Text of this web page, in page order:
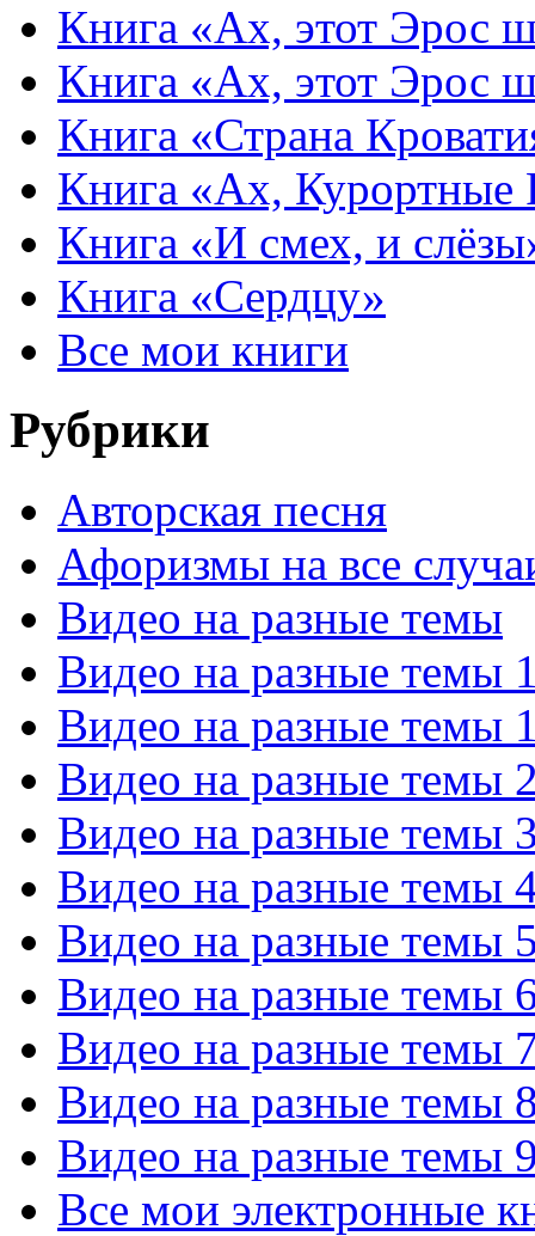
Книга «Ах, этот Эрос
Книга «Ах, этот Эрос
Книга «Страна
Книга «Ах,
Книга «И смех, и
Книга «Сердцу»
Все мои книги
Рубрики
Авторская песня
Афоризмы на все
Видео на разные темы
Видео на разные темы
Видео на разные темы
Видео на разные темы
Видео на разные темы
Видео на разные темы
Видео на разные темы
Видео на разные темы
Видео на разные темы
Видео на разные темы
Видео на разные темы
Все мои электронные